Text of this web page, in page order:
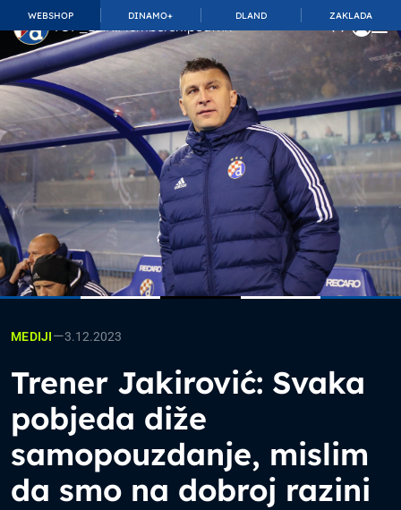
WEBSHOP DINAMO+ DLAND ZAKLADA
TOP_BAR.MembershipSuffix
MEDIJI—3.12.2023
Trener Jakirović: Svaka
pobjeda diže
samopouzdanje, mislim
da smo na dobroj razini